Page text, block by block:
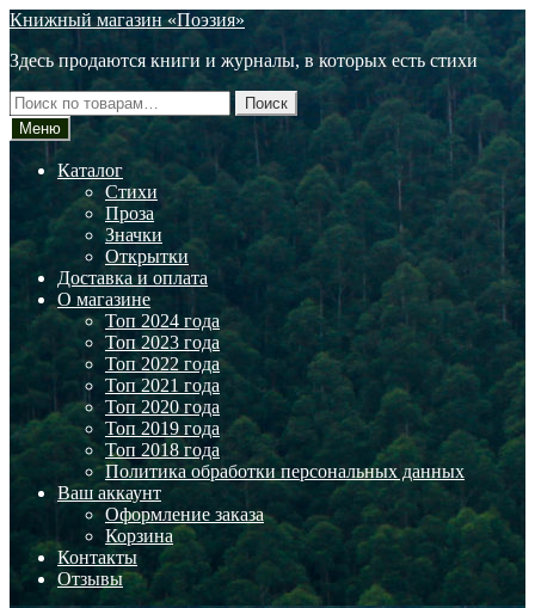
Перейти
к
навигации
Перейти
к
содержимому
Книжный магазин «Поэзия»
Здесь продаются книги и журналы, в которых есть стихи
Искать:
Поиск
Меню
Каталог
Стихи
Проза
Значки
Открытки
Доставка и оплата
О магазине
Топ 2024 года
Топ 2023 года
Топ 2022 года
Топ 2021 года
Топ 2020 года
Топ 2019 года
Топ 2018 года
Политика обработки персональных данных
Ваш аккаунт
Оформление заказа
Корзина
Контакты
Отзывы